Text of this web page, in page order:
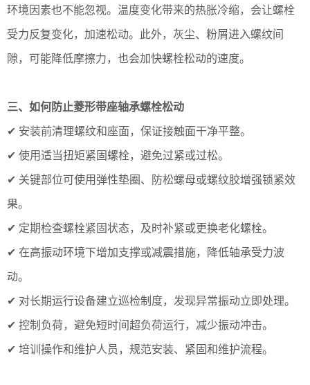
环境因素也不能忽视。温度变化带来的热胀冷缩，会让螺栓
受力反复变化，加速松动。此外，灰尘、粉屑进入螺纹间
隙，可能降低摩擦力，也会加快螺栓松动的速度。
三、如何防止菱形带座轴承螺栓松动
✔ 安装前清理螺纹和座面，保证接触面干净平整。
✔ 使用适当扭矩紧固螺栓，避免过紧或过松。
✔ 关键部位可使用弹性垫圈、防松螺母或螺纹胶增强锁紧效
果。
✔ 定期检查螺栓紧固状态，及时补紧或更换老化螺栓。
✔ 在高振动环境下增加支撑或减震措施，降低轴承受力波
动。
✔ 对长期运行设备建立巡检制度，发现异常振动立即处理。
✔ 控制负荷，避免短时间超负荷运行，减少振动冲击。
✔ 培训操作和维护人员，规范安装、紧固和维护流程。